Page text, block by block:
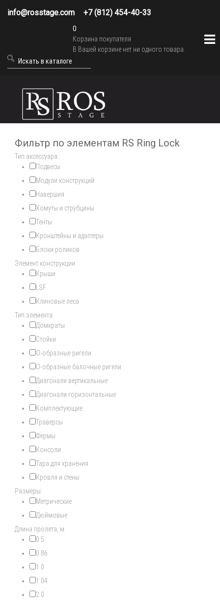
info@rosstage.com +7 (812) 454-40-33
0
Корзина покупателя
В Вашей корзине нет ни одного товара.
Фильтр по элементам RS Ring Lock
Тип аксессуара:
Подвесы
Модули конструкций
Навершия
Хомуты и струбцины
Тенты
Кронштейны и адаптеры
Блоки роликов
Элемент конструкции:
Крыши
LSF
Клиновые леса
Тип элемента:
Домкраты
Стойки
О-образные ригели
О-образные балочные ригели
Диагонали вертикальные
Диагонали горизонтальные
Комплектующие
Траверсы
Фермы
Консоли
Тара для хранения
Кровля и стены
Размеры:
Метрические
Дюймовые
Длина пролета, м:
0.5
0.86
1.0
1.04
2.0